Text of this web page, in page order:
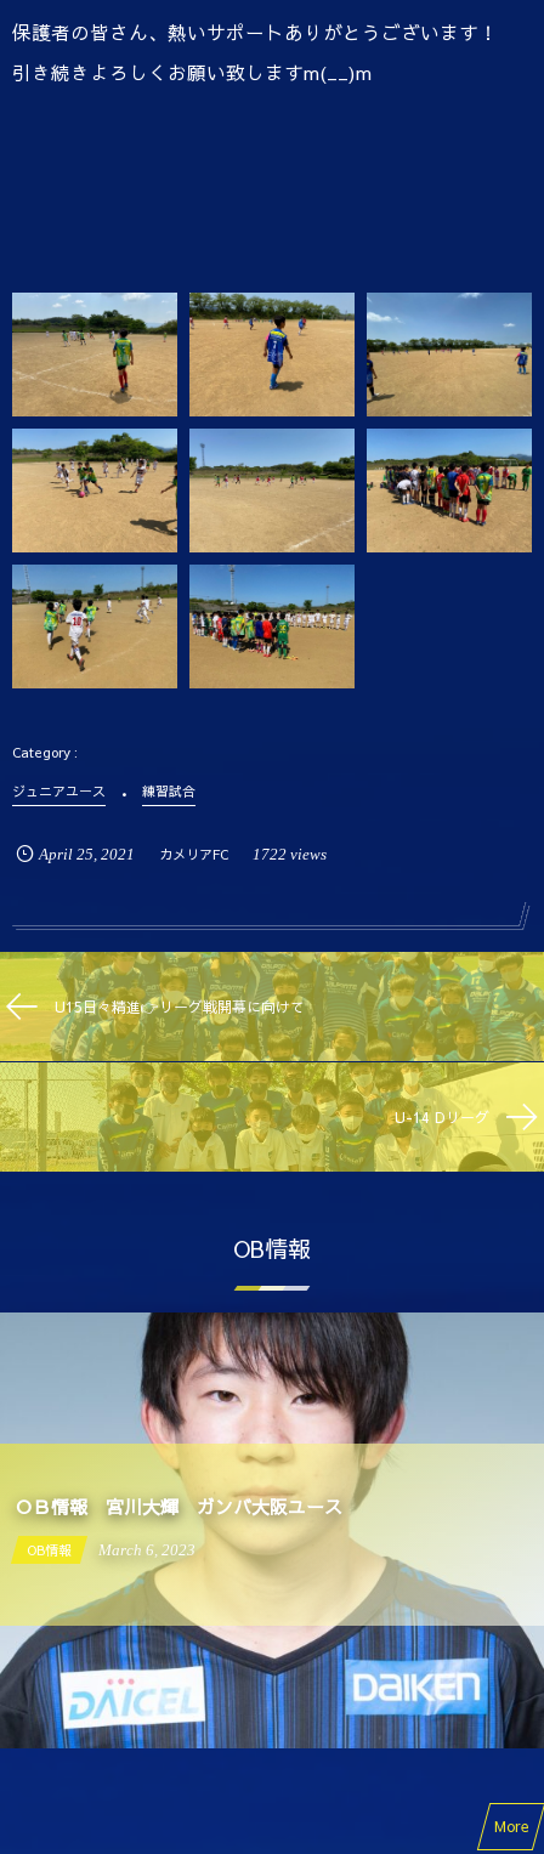
保護者の皆さん、熱いサポートありがとうございます！
引き続きよろしくお願い致しますm(__)m
ジュニアユース 練習試合
April 25, 2021 カメリアFC 1722 views
U15日々精進👉リーグ戦開幕に向けて
U-14 Dリーグ
OB情報
ＯＢ情報 宮川大輝 ガンバ大阪ユース
OB情報 March 6 2023
More